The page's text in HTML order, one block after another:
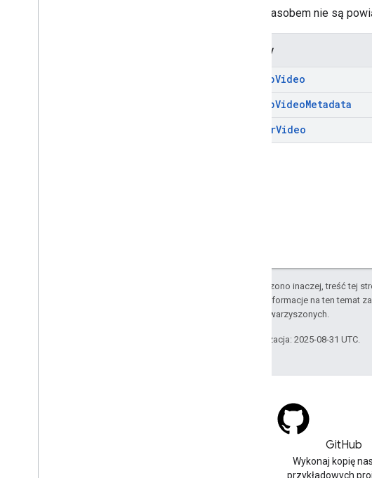
Z tym zasobem nie są
Metody
lookupVideo
lookupVideoMetadata
renderVideo
O ile nie stwierdzono inaczej, treść tej
Szczegółowe informacje na ten temat
podmiotów stowarzyszonych.
Ostatnia aktualizacja: 2025-08-31 UTC.
GitHub
Wykonaj kopię
przykładowych